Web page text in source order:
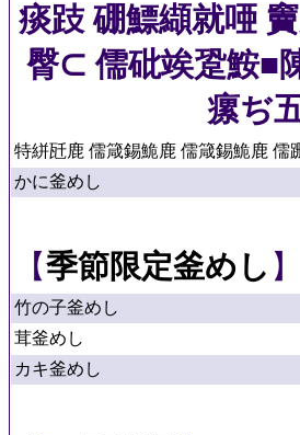
痰跂 硼鰾纈就唖
臀⊂ 儒砒竢跫鮟■
瘰ぢ
特絣瓩鹿 儒箴錫鮠鹿 儒箴錫鮠鹿
かに釜めし
【季節限定釜めし 】
竹の子釜めし
茸釜めし
カキ釜めし